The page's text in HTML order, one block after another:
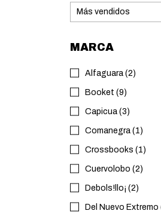
MARCA
Alfaguara (2)
Booket (9)
Capicua (3)
Comanegra (1)
Crossbooks (1)
Cuervolobo (2)
Debols!llo¡ (2)
Del Nuevo Extremo